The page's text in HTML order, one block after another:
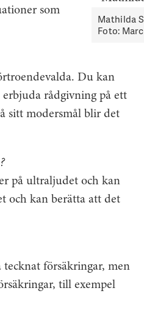
Mathilda
Foto:
som
Du kan
erbjuda rådgivning på ett
sitt modersmål blir det
på ultraljudet och kan
och kan berätta att det
tecknat försäkringar, men
till exempel